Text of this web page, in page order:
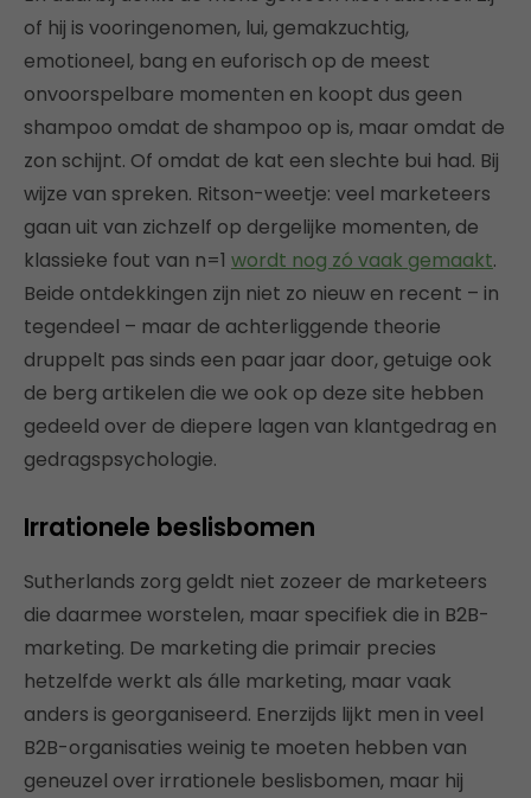
of hij is vooringenomen, lui, gemakzuchtig,
emotioneel, bang en euforisch op de meest
onvoorspelbare momenten en koopt dus geen
shampoo omdat de shampoo op is, maar omdat de
zon schijnt. Of omdat de kat een slechte bui had. Bij
wijze van spreken. Ritson-weetje: veel marketeers
gaan uit van zichzelf op dergelijke momenten, de
klassieke fout van n=1 wordt nog zó vaak gemaakt.
Beide ontdekkingen zijn niet zo nieuw en recent – in
tegendeel – maar de achterliggende theorie
druppelt pas sinds een paar jaar door, getuige ook
de berg artikelen die we ook op deze site hebben
gedeeld over de diepere lagen van klantgedrag en
gedragspsychologie.
Irrationele beslisbomen
Sutherlands zorg geldt niet zozeer de marketeers
die daarmee worstelen, maar specifiek die in B2B-
marketing. De marketing die primair precies
hetzelfde werkt als álle marketing, maar vaak
anders is georganiseerd. Enerzijds lijkt men in veel
B2B-organisaties weinig te moeten hebben van
geneuzel over irrationele beslisbomen, maar hij